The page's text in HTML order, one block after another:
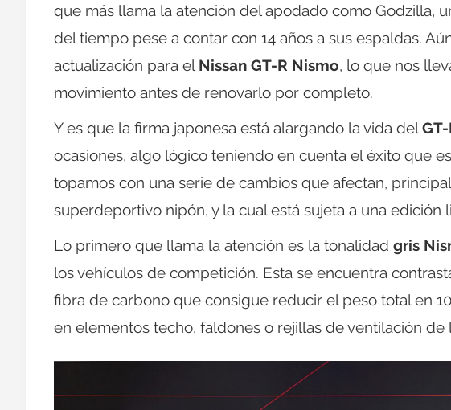
que más llama la atención del apodado como Godzilla,
del tiempo pese a contar con 14 años a sus espaldas.
actualización para el Nissan GT-R Nismo, lo que nos
movimiento antes de renovarlo por completo.
Y es que la firma japonesa está alargando la vida delGT-
ocasiones, algo lógico teniendo en cuenta el éxito que
topamos con una serie de cambios que afectan,
superdeportivo nipón, y la cual está sujeta a una edición
Lo primero que llama la atención es la tonalidad gris
los vehículos de competición. Esta se encuentra
fibra de carbono que consigue reducir el peso total en
en elementos techo, faldones o rejillas de ventilación de